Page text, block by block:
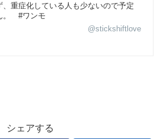
、重症化している人も少ないので予定
。 #ワンモ
@stickshiftlove
シェアする